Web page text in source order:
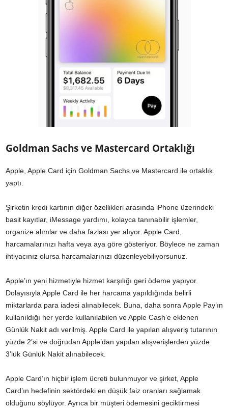
Goldman Sachs ve Mastercard Ortaklığı
Apple, Apple Card için Goldman Sachs ve Mastercard ile ortaklık
yaptı.
Şirketin kredi kartının diğer özellikleri arasında iPhone üzerindeki
basit kayıtlar, iMessage yardımı, kolayca tanınabilir işlemler,
organize alımlar ve daha fazlası yer alıyor. Apple Card,
harcamalarınızı hafta veya aya göre gösteriyor. Böylece ne zaman
ihtiyacınız olursa harcamalarınızı düzenleyebiliyorsunuz.
Apple’ın yeni hizmetiyle hizmet karşılığı geri ödeme yapıyor.
Dolayısıyla Apple Card ile her harcama yapıldığında belirli
miktarlarda para iadesi alınabilecek. Buna, daha sonra Apple Pay’ın
kullanıldığı her yerde kullanılabilen ve Apple Cash’e eklenen
Günlük Nakit adı verilmiş. Apple Card ile yapılan alışveriş tutarının
yüzde 2’si ve doğrudan Apple’dan yapılan alışverişlerden yüzde
3’lük Günlük Nakit alınabilecek.
Apple Card’ın hiçbir işlem ücreti bulunmuyor ve şirket, Apple
Card’ın hedefinin sektördeki en düşük faiz oranları sağlamak
olduğunu söylüyor. Ayrıca bir müşteri ödemesini geciktirmesi